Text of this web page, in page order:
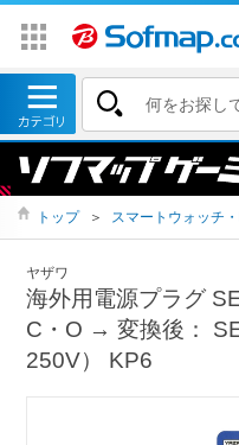
トップ ＞ スマートウォッチ
ヤザワ
海外用電源プラグ
C・O → 変換後：
250V） KP6